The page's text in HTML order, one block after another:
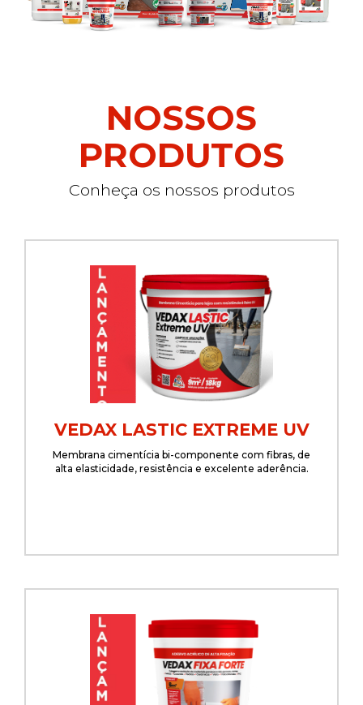
NOSSOS
PRODUTOS
Conheça os nossos produtos
VEDAX LASTIC EXTREME UV
Membrana cimentícia bi-componente com fibras, de
alta elasticidade, resistência e excelente aderência.